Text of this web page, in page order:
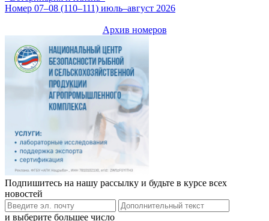
Номер 07–08 (110–111) июль–август 2026
Архив номеров
Подпишитесь на нашу рассылку и будьте в курсе всех
новостей
и выберите большее число